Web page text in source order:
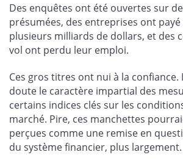
Des enquêtes ont été ouvertes sur
présumées, des entreprises ont
plusieurs milliards de dollars, et des
vol ont perdu leur emploi.
Ces gros titres ont nui à la confiance.
doute le caractère impartial des
certains indices clés sur les
marché. Pire, ces manchettes
perçues comme une remise en
du système financier, plus largement.